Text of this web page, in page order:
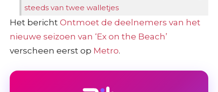
steeds van twee walletjes
Het bericht Ontmoet de deelnemers van het
nieuwe seizoen van ‘Ex on the Beach’
verscheen eerst op Metro.